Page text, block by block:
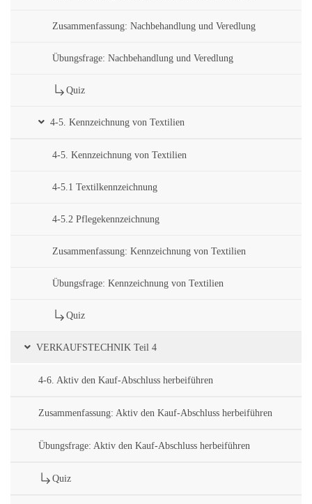
Zusammenfassung: Nachbehandlung und Veredlung
Übungsfrage: Nachbehandlung und Veredlung
Quiz
4-5. Kennzeichnung von Textilien
4-5. Kennzeichnung von Textilien
4-5.1 Textilkennzeichnung
4-5.2 Pflegekennzeichnung
Zusammenfassung: Kennzeichnung von Textilien
Übungsfrage: Kennzeichnung von Textilien
Quiz
VERKAUFSTECHNIK Teil 4
4-6. Aktiv den Kauf-Abschluss herbeiführen
Zusammenfassung: Aktiv den Kauf-Abschluss herbeiführen
Übungsfrage: Aktiv den Kauf-Abschluss herbeiführen
Quiz